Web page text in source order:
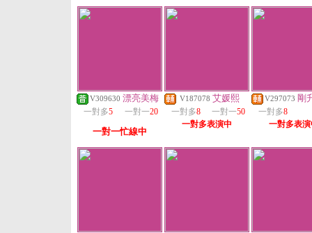
V309630 漂亮美梅
一對多5 一對一20
一對一忙線中
V187078 艾媛熙
一對多8 一對一50
一對多表演中
V297073 剛
一對多8
一對多表